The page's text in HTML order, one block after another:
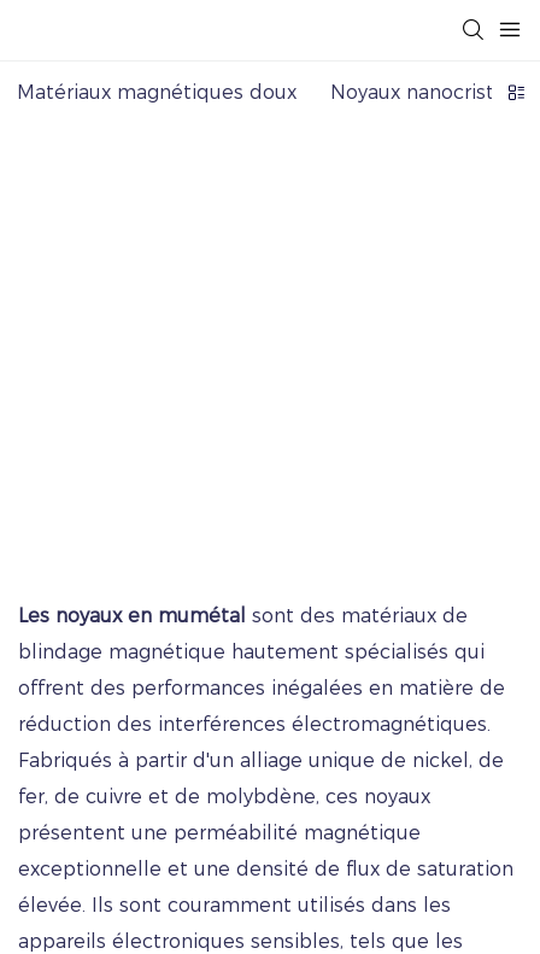
Matériaux magnétiques doux Noyaux
Les noyaux en mumétal sont des matériaux de
blindage magnétique hautement spécialisés qui
offrent des performances inégalées en matière de
réduction des interférences électromagnétiques.
Fabriqués à partir d'un alliage unique de nickel, de
fer, de cuivre et de molybdène, ces noyaux
présentent une perméabilité magnétique
exceptionnelle et une densité de flux de saturation
élevée. Ils sont couramment utilisés dans les
appareils électroniques sensibles, tels que les